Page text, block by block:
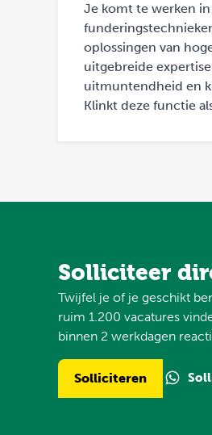
Je komt te werken
oplossingen van
uitgebreide
uitmuntendheid en
Klinkt deze functie
Solliciteer
Twijfel je of je geschikt
ruim 1.200 vacatures
binnen 2 werkdagen
Solliciteren